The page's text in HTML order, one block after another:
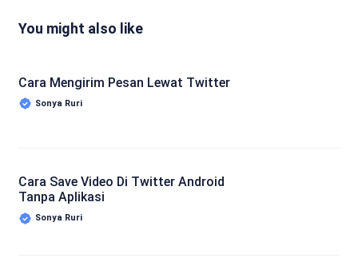
You might also like
Cara Mengirim Pesan Lewat Twitter
Sonya Ruri
Cara Save Video Di Twitter Android
Tanpa Aplikasi
Sonya Ruri